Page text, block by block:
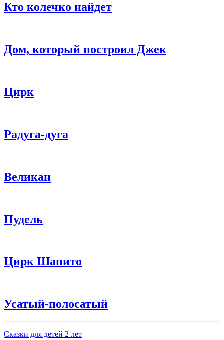
Кто колечко найдет
Дом, который построил Джек
Цирк
Радуга-дуга
Великан
Пудель
Цирк Шапито
Усатый-полосатый
Сказки для детей 2 лет